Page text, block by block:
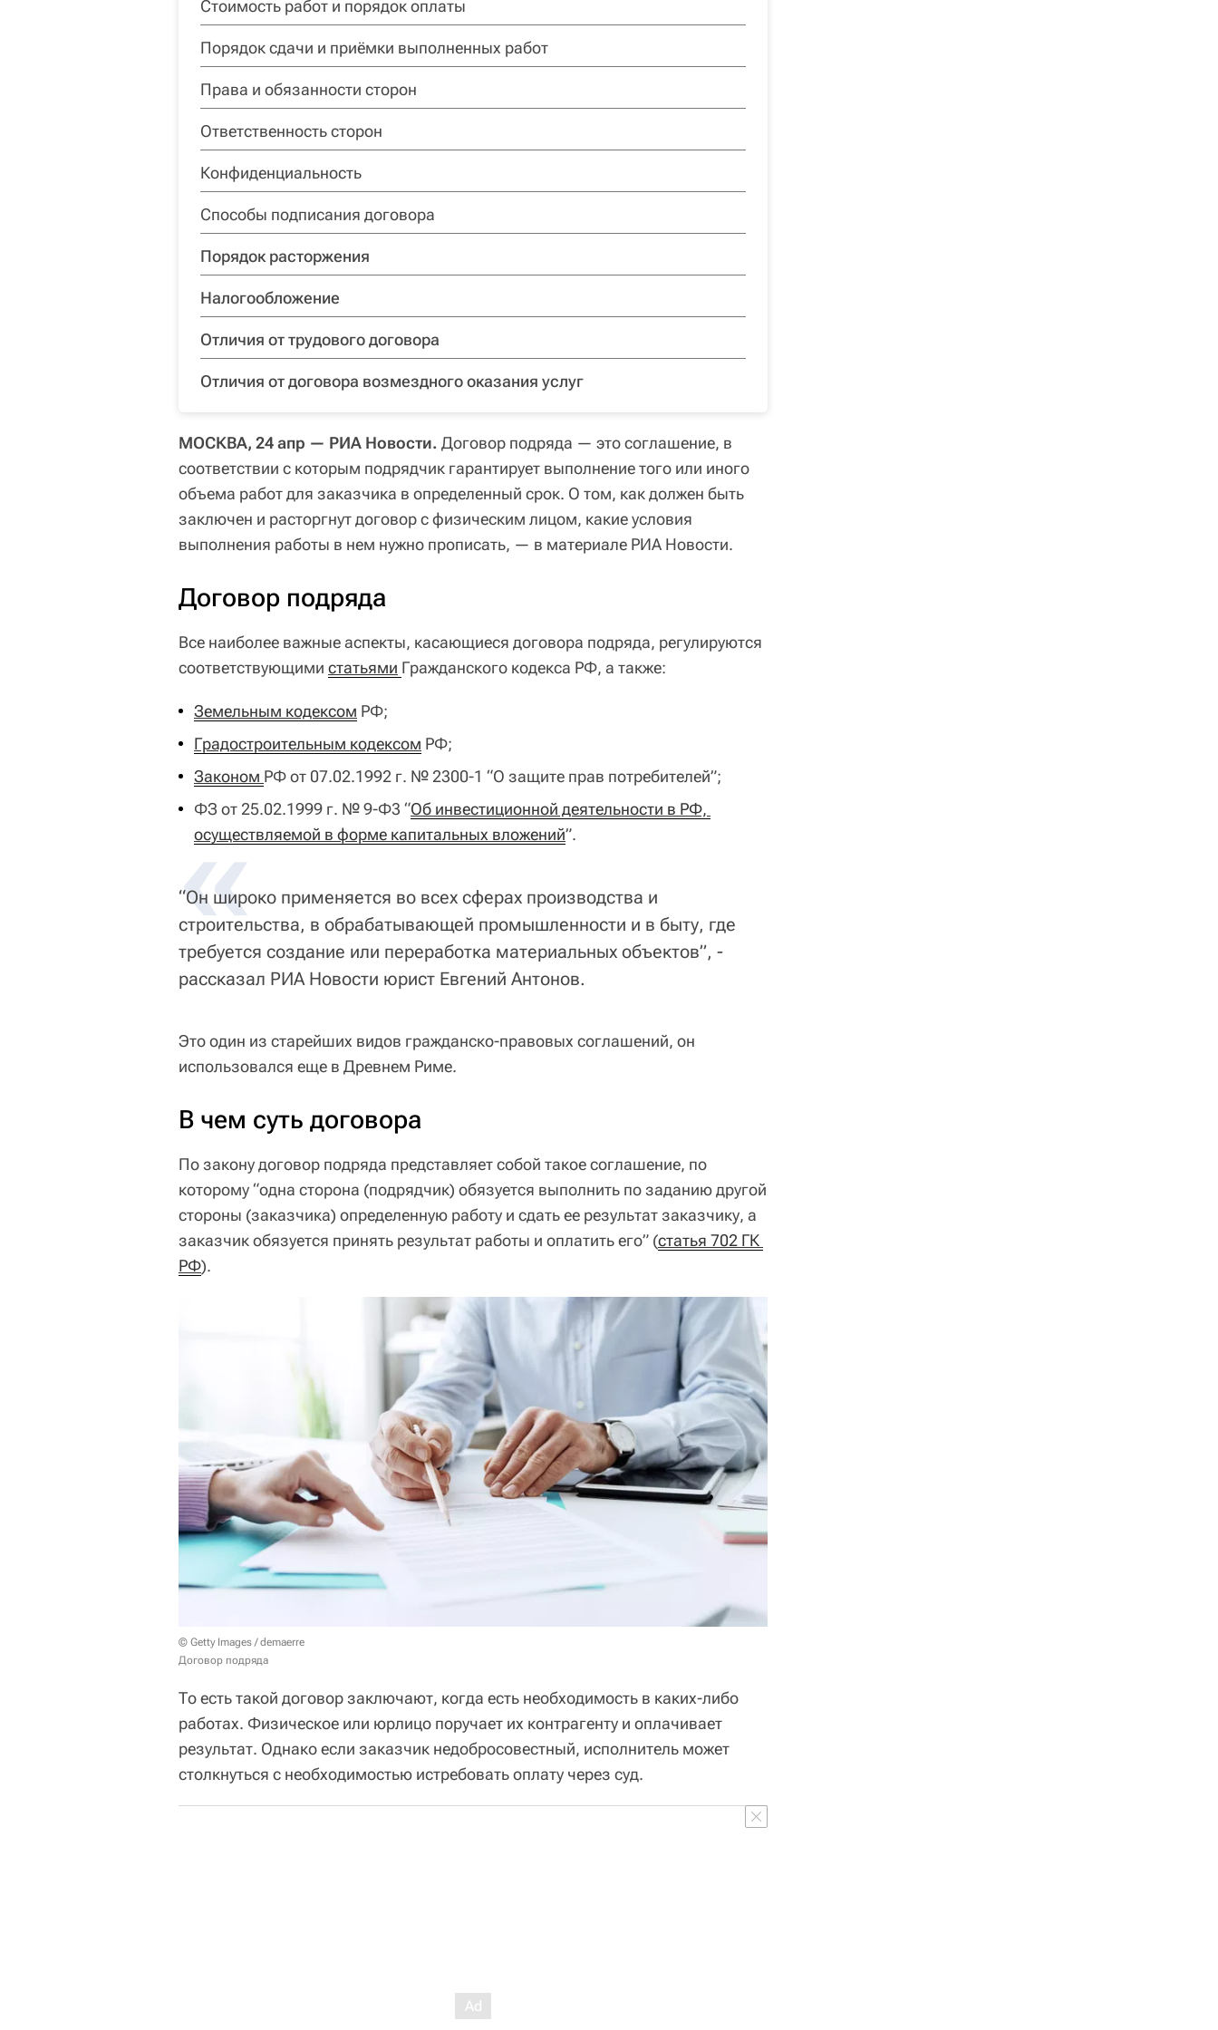
Стоимость работ и порядок оплаты
Порядок сдачи и приёмки выполненных работ
Права и обязанности сторон
Ответственность сторон
Конфиденциальность
Способы подписания договора
Порядок расторжения
Налогообложение
Отличия от трудового договора
Отличия от договора возмездного оказания услуг
МОСКВА, 24 апр — РИА Новости. Договор подряда — это соглашение, в
соответствии с которым подрядчик гарантирует выполнение того или иного
объема работ для заказчика в определенный срок. О том, как должен быть
заключен и расторгнут договор с физическим лицом, какие условия
выполнения работы в нем нужно прописать, — в материале РИА Новости.
Договор подряда
Все наиболее важные аспекты, касающиеся договора подряда, регулируются
соответствующими статьями Гражданского кодекса РФ, а также:
Земельным кодексом РФ;
Градостроительным кодексом РФ;
Законом РФ от 07.02.1992 г. № 2300-1 “О защите прав потребителей”;
ФЗ от 25.02.1999 г. № 9-Ф3 “Об инвестиционной деятельности в РФ,
осуществляемой в форме капитальных вложений”.
«
“Он широко применяется во всех сферах производства и
строительства, в обрабатывающей промышленности и в быту, где
требуется создание или переработка материальных объектов”, -
рассказал РИА Новости юрист Евгений Антонов.
Это один из старейших видов гражданско-правовых соглашений, он
использовался еще в Древнем Риме.
В чем суть договора
По закону договор подряда представляет собой такое соглашение, по
которому “одна сторона (подрядчик) обязуется выполнить по заданию другой
стороны (заказчика) определенную работу и сдать ее результат заказчику, а
заказчик обязуется принять результат работы и оплатить его” (статья 702 ГК
РФ).
© Getty Images / demaerre
Договор подряда
То есть такой договор заключают, когда есть необходимость в каких-либо
работах. Физическое или юрлицо поручает их контрагенту и оплачивает
результат. Однако если заказчик недобросовестный, исполнитель может
столкнуться с необходимостью истребовать оплату через суд.